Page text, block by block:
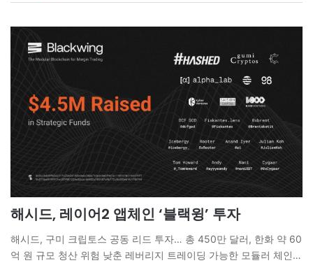
CBDC 핵심 파트너로 선정되는 등 아프리카에서 활동을 넓혀가고
해시드, 레이어2 앱체인 ‘블랙윙’ 투자
해시드, 구미 크립토스 공동 리드 투자… 총 450만 달러, 한화 약 60
억 원 규모 청산 위험 낮춘 레버리지 트레이딩 가능한 모듈러 체인…